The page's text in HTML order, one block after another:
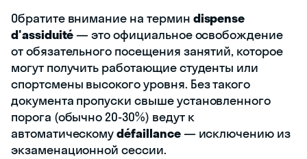
Обратите внимание на термин dispense
d'assiduité— это официальное освобождение
от обязательного посещения занятий, которое
могут получить работающие студенты или
спортсмены высокого уровня. Без такого
документа пропуски свыше установленного
порога (обычно 20-30%) ведут к
автоматическомуdéfaillance— исключению из
экзаменационной сессии.